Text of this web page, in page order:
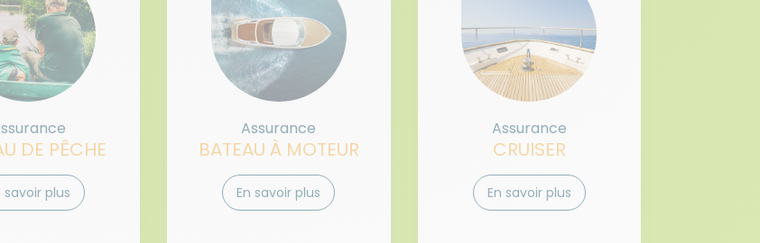
DE PÊCHE
savoir plus
Assurance
BATEAU À MOTEUR
En savoir plus
Assurance
CRUISER
En savoir plus